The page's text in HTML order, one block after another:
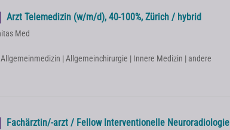
Arzt Telemedizin (w/m/d), 40-100%, Zürich / hybrid
Med
| Allgemeinchirurgie | Innere Medizin | andere
Fachärztin/-arzt / Fellow Interventionelle Neuroradiologie